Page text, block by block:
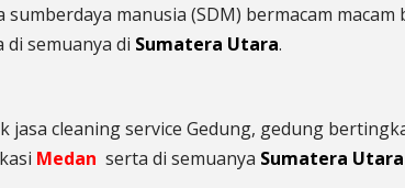
manusia (SDM) bermacam
di semuanya di Sumatera Utara.
cleaning service Gedung, gedung
Medan serta di semuanya Sumatera Utara